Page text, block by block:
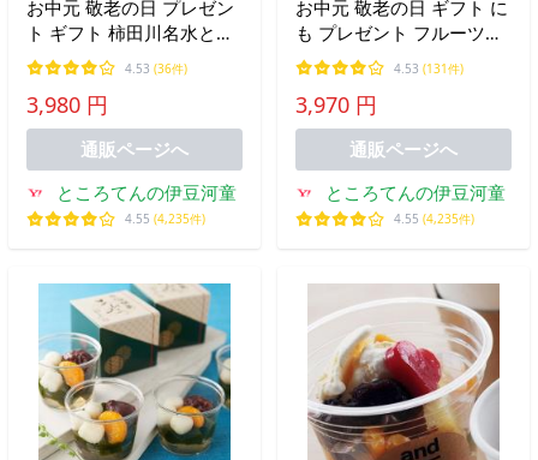
お中元 敬老の日 プレゼン
ト ギフト 柿田川名水とこ
ろてん・あんみつ丸カップ
セット 6個 カップ入り 送
料無料
4.53 (36件)
3,980 円
通販ページへ
ところてんの伊豆河童
4.55 (4,235件)
お中元 敬老の日 ギフト に
も プレゼント フルーツあ
んみつ 4 個 セット 送料無
料 黒蜜 白蜜 ほうじ茶 お
抹茶風味 帰省土産 にも
4.53 (131件)
3,970 円
通販ページへ
ところてんの伊豆河童
4.55 (4,235件)